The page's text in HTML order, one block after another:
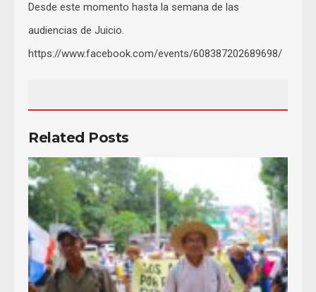
Desde este momento hasta la semana de las
audiencias de Juicio.
https://www.facebook.com/events/608387202689698/
Related Posts